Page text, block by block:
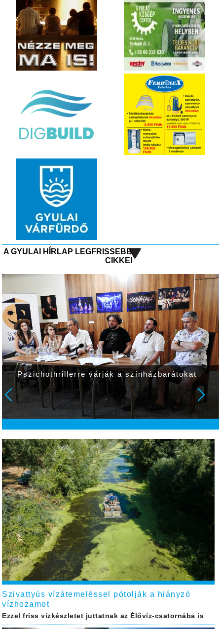
A GYULAI HÍRLAP LEGFRISSEBB
CIKKEI
Pszichothrillerre várják a színházbarátokat
Szivattyús vízátemeléssel pótolják a hiányzó
vízhozamot
Ezzel friss vízkészletet juttatnak az Élővíz-csatornába is